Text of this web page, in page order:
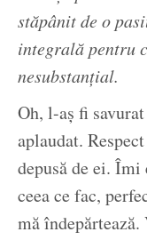
stăpânit de o
integrală pentru
nesubstanțial.
Oh, l-aș fi
aplaudat.
depusă de ei.
ceea ce fac,
mă